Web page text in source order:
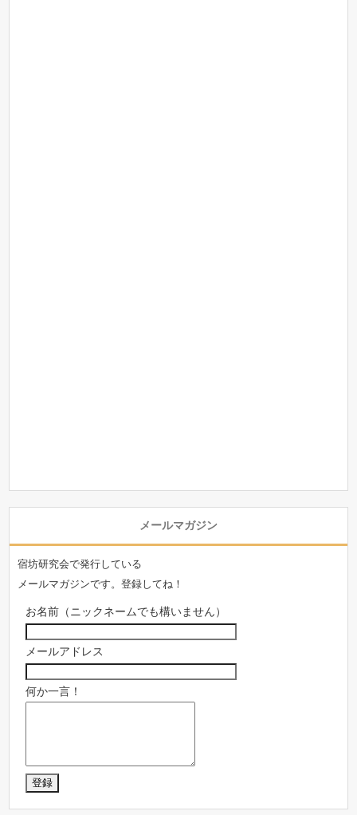
メールマガジン
宿坊研究会で発行している
メールマガジンです。登録してね！
お名前（ニックネームでも構いません）
メールアドレス
何か一言！